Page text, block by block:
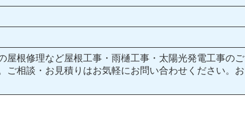
屋根修理など屋根工事・雨樋工事・太陽光発電工事のご
ご相談・お見積りはお気軽にお問い合わせください。お